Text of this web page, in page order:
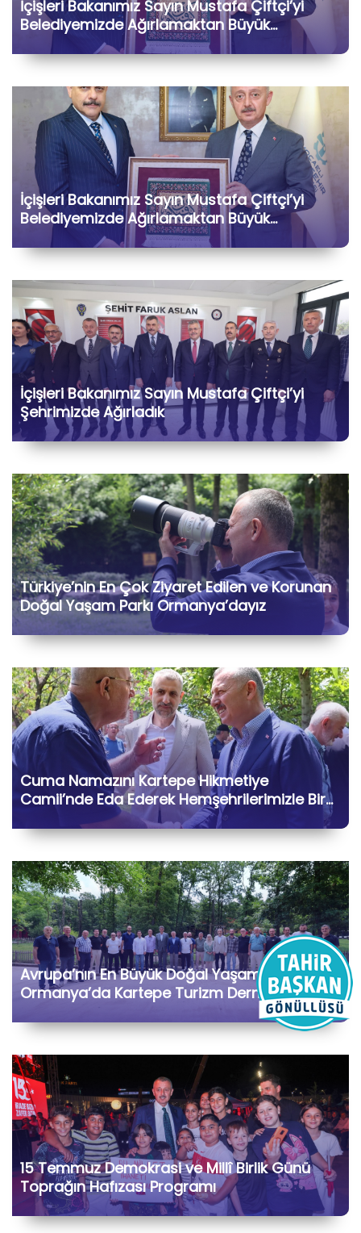
İçişleri Bakanımız Sayın Mustafa Çiftçi’yi
Belediyemizde Ağırlamaktan Büyük
Memnuniyet Duyduk
İçişleri Bakanımız Sayın Mustafa Çiftçi’yi
Belediyemizde Ağırlamaktan Büyük
Memnuniyet Duyduk
İçişleri Bakanımız Sayın Mustafa Çiftçi’yi
Şehrimizde Ağırladık
Türkiye’nin En Çok Ziyaret Edilen ve Korunan
Doğal Yaşam Parkı Ormanya’dayız
Cuma Namazını Kartepe Hikmetiye
Camii’nde Eda Ederek Hemşehrilerimizle Bir
Araya Geldik
Avrupa’nın En Büyük Doğal Yaşam Parkı
Ormanya’da Kartepe Turizm Dernekleri ve
Bölge İşletmecileriyle Bir Araya Geldik
15 Temmuz Demokrasi ve Millî Birlik Günü
Toprağın Hafızası Programı